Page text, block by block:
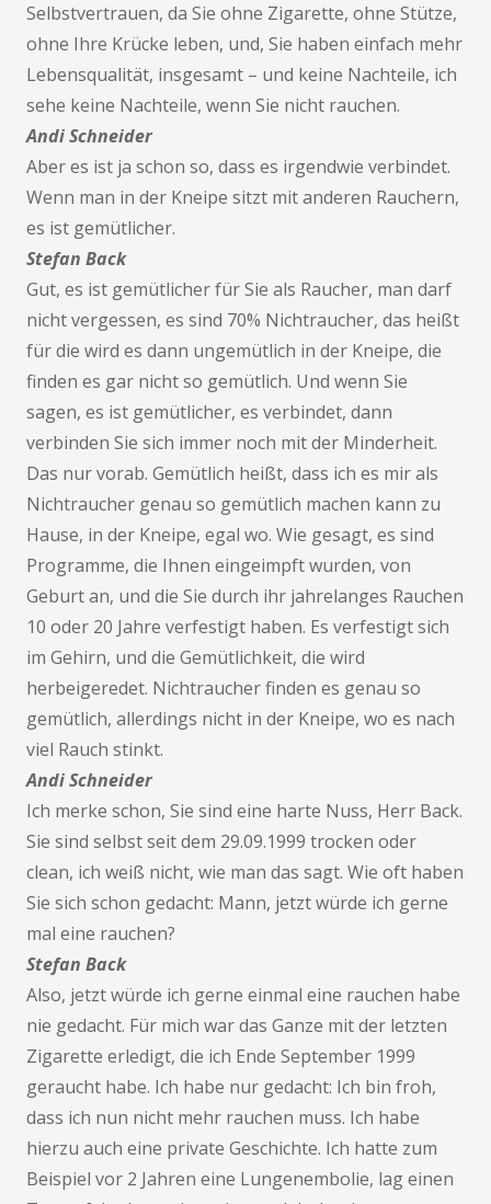
Selbstvertrauen, da Sie ohne Zigarette, ohne Stütze,
ohne Ihre Krücke leben, und, Sie haben einfach mehr
Lebensqualität, insgesamt – und keine Nachteile, ich
sehe keine Nachteile, wenn Sie nicht rauchen.
Andi Schneider
Aber es ist ja schon so, dass es irgendwie verbindet.
Wenn man in der Kneipe sitzt mit anderen Rauchern,
es ist gemütlicher.
Stefan Back
Gut, es ist gemütlicher für Sie als Raucher, man darf
nicht vergessen, es sind 70% Nichtraucher, das heißt
für die wird es dann ungemütlich in der Kneipe, die
finden es gar nicht so gemütlich. Und wenn Sie
sagen, es ist gemütlicher, es verbindet, dann
verbinden Sie sich immer noch mit der Minderheit.
Das nur vorab. Gemütlich heißt, dass ich es mir als
Nichtraucher genau so gemütlich machen kann zu
Hause, in der Kneipe, egal wo. Wie gesagt, es sind
Programme, die Ihnen eingeimpft wurden, von
Geburt an, und die Sie durch ihr jahrelanges Rauchen
10 oder 20 Jahre verfestigt haben. Es verfestigt sich
im Gehirn, und die Gemütlichkeit, die wird
herbeigeredet. Nichtraucher finden es genau so
gemütlich, allerdings nicht in der Kneipe, wo es nach
viel Rauch stinkt.
Andi Schneider
Ich merke schon, Sie sind eine harte Nuss, Herr Back.
Sie sind selbst seit dem 29.09.1999 trocken oder
clean, ich weiß nicht, wie man das sagt. Wie oft haben
Sie sich schon gedacht: Mann, jetzt würde ich gerne
mal eine rauchen?
Stefan Back
Also, jetzt würde ich gerne einmal eine rauchen habe
nie gedacht. Für mich war das Ganze mit der letzten
Zigarette erledigt, die ich Ende September 1999
geraucht habe. Ich habe nur gedacht: Ich bin froh,
dass ich nun nicht mehr rauchen muss. Ich habe
hierzu auch eine private Geschichte. Ich hatte zum
Beispiel vor 2 Jahren eine Lungenembolie, lag einen